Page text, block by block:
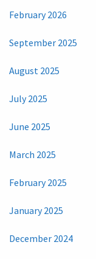
February 2026
September 2025
August 2025
July 2025
June 2025
March 2025
February 2025
January 2025
December 2024